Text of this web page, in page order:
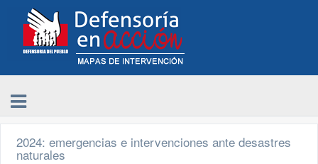
2024: emergencias e intervenciones ante desastres
naturales